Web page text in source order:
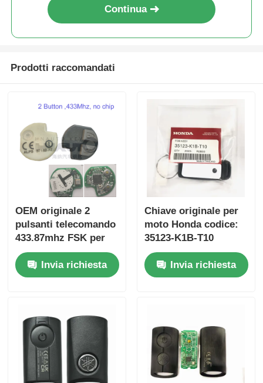
Continua
Prodotti raccomandati
OEM originale 2
pulsanti telecomando
433.87mhz FSK per
Su-zuki Jim-ny 2005-
2017 Senza chip
37182-A7 Solo
Invia richiesta
Chiave originale per
moto Honda codice:
35123-K1B-T10
telecomando a tre
pulsanti
FSK433.92MHz con
Invia richiesta